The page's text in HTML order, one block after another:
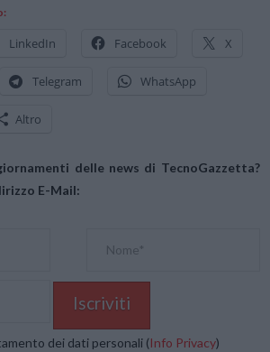
LinkedIn Facebook X
Telegram WhatsApp
Altro
delle news di TecnoGazzetta?
E-Mail:
dei dati personali (Info Privacy)